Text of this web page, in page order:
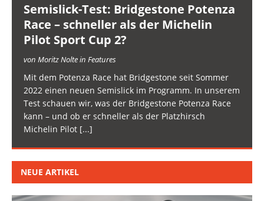
Semislick-Test: Bridgestone Potenza
Race – schneller als der Michelin
Pilot Sport Cup 2?
von Moritz Nolte in Features
Mit dem Potenza Race hat Bridgestone seit Sommer
2022 einen neuen Semislick im Programm. In unserem
Test schauen wir, was der Bridgestone Potenza Race
kann – und ob er schneller als der Platzhirsch
Michelin Pilot [...]
NEUE ARTIKEL